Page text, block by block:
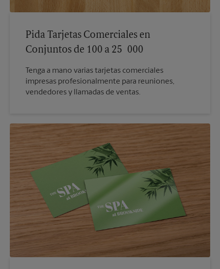
Pida Tarjetas Comerciales en
Conjuntos de 100 a 25 000
Tenga a mano varias tarjetas comerciales
impresas profesionalmente para reuniones,
vendedores y llamadas de ventas.